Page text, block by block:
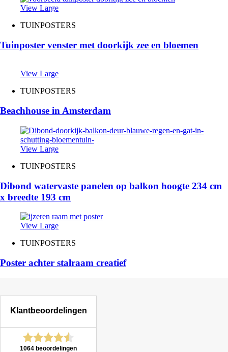
View Large
TUINPOSTERS
Tuinposter venster met doorkijk zee en bloemen
View Large
TUINPOSTERS
Beachhouse in Amsterdam
View Large
TUINPOSTERS
Dibond watervaste panelen op balkon hoogte 234 cm
x breedte 193 cm
View Large
TUINPOSTERS
Poster achter stalraam creatief